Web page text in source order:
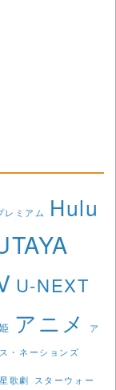
レミアム Hulu
U-NEXT
アニメ
ア
・ネーションズ
歌劇 スターウォー